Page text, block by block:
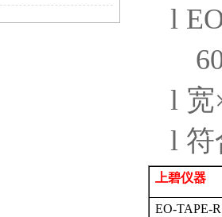
l
l
l 符
上碧仪器
EO-TAPE-R